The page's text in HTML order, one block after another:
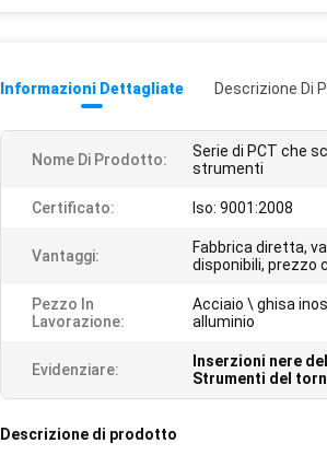
Informazioni Dettagliate Descrizione Di
Nome Di Prodotto:
Serie di PCT che
strumenti
Certificato: Iso: 9001:2008
Vantaggi:
Fabbrica diretta,
disponibili, prezzo
Pezzo In
Lavorazione:
Acciaio \ ghisa
alluminio
Evidenziare: Inserzioni nere
Strumenti del
Descrizione di prodotto